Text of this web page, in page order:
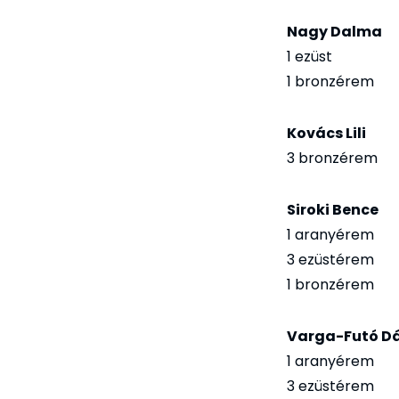
Nagy Dalma
1 ezüst
1 bronzérem
Kovács Lili
3 bronzérem
Siroki Bence
1 aranyérem
3 ezüstérem
1 bronzérem
Varga-Futó
1 aranyérem
3 ezüstérem